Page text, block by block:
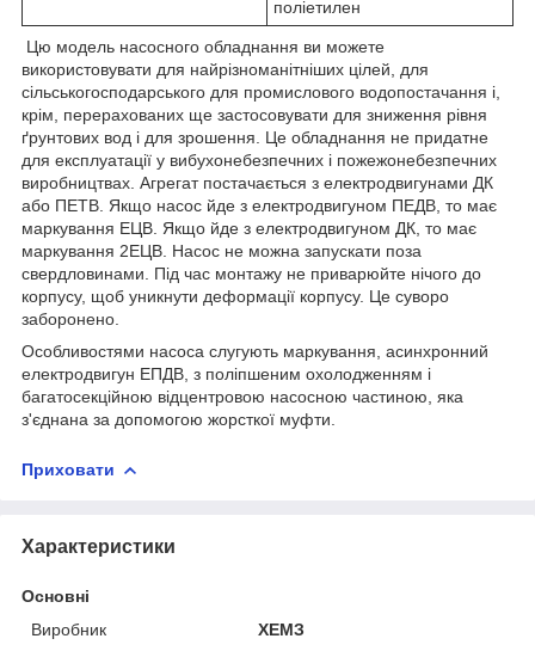
поліетилен
Цю модель насосного обладнання ви можете
використовувати для найрізноманітніших цілей, для
сільськогосподарського для промислового водопостачання і,
крім, перерахованих ще застосовувати для зниження рівня
ґрунтових вод і для зрошення. Це обладнання не придатне
для експлуатації у вибухонебезпечних і пожежонебезпечних
виробництвах. Агрегат постачається з електродвигунами ДК
або ПЕТВ. Якщо насос йде з електродвигуном ПЕДВ, то має
маркування ЕЦВ. Якщо йде з електродвигуном ДК, то має
маркування 2ЕЦВ. Насос не можна запускати поза
свердловинами. Під час монтажу не приварюйте нічого до
корпусу, щоб уникнути деформації корпусу. Це суворо
заборонено.
Особливостями насоса слугують маркування, асинхронний
електродвигун ЕПДВ, з поліпшеним охолодженням і
багатосекційною відцентровою насосною частиною, яка
з'єднана за допомогою жорсткої муфти.
Приховати
Характеристики
Основні
Виробник
ХЕМЗ